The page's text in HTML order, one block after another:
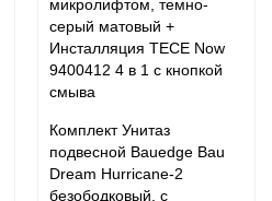
Комплект Унитаз
подвесной Bauedge Bau
Dream Hurricane-2
безободковый, с